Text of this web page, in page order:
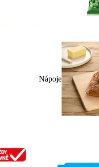
Nápoje